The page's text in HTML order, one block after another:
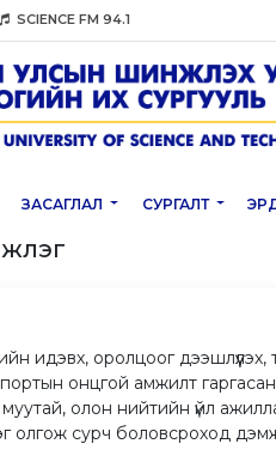
SCIENCE FM 94.1
ЗАСАГЛАЛ СУРГАЛТ
идэвх, оролцоог дээшлүүлэх,
онцгой амжилт
олон нийтийн үйл
олгож сурч боловсроход